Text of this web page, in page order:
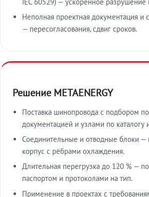
Неполная проектная документация и
— пересогласования, сдвиг сроков.
Решение METAENERGY
Поставка шинопровода с подбором по
документацией и узлами по каталогу
Соединительные и отводные блоки —
корпус с рёбрами охлаждения.
Длительная перегрузка до 120 % —
паспортом и протоколами на тип.
Применение в проектах с